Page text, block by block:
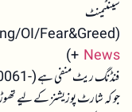
سینٹیمنٹ
OI/Fear&Greed
+ News
)
جو کہ شارٹ پوزیشنز کے لیے